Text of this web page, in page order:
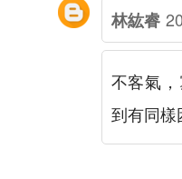
林紘睿
不客氣
到有同樣